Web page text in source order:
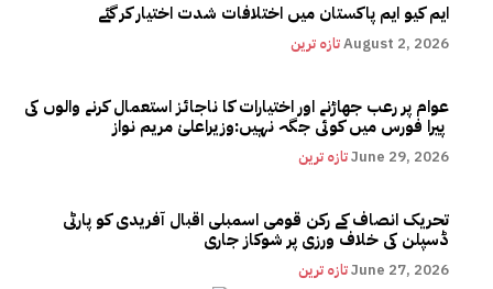
ایم کیو ایم پاکستان میں اختلافات شدت اختیار کر گئے
تازہ ترینAugust 2, 2026
عوام پر رعب جھاڑنے اور اختیارات کا ناجائز استعمال کرنے والوں کی
تازہ ترینJune 29, 2026
تحریک انصاف کے رکن قومی اسمبلی اقبال آفریدی کو پارٹی
ڈسپلن کی خلاف ورزی پر شوکاز جاری
تازہ ترینJune 27, 2026